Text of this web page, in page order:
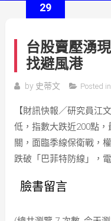
29
台股賣壓湧
找避風港
by 史蒂文 Posted in
【財訊快報／研究員江
低，指數大跌近200點，
關，面臨季線保衛戰，
跌破「巴菲特防線」，電
臉書留言